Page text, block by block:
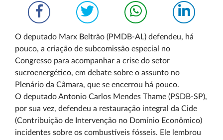
O deputado Marx Beltrão (PMDB-AL) defendeu, há
pouco, a criação de subcomissão especial no
Congresso para acompanhar a crise do setor
sucroenergético, em debate sobre o assunto no
Plenário da Câmara, que se encerrou há pouco.
O deputado Antonio Carlos Mendes Thame (PSDB-SP),
por sua vez, defendeu a restauração integral da Cide
(Contribuição de Intervenção no Domínio Econômico)
incidentes sobre os combustíveis fósseis. Ele lembrou